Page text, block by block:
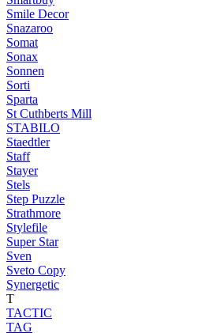
Smile Decor
Snazaroo
Somat
Sonax
Sonnen
Sorti
Sparta
St Cuthberts Mill
STABILO
Staedtler
Staff
Stayer
Stels
Step Puzzle
Strathmore
Stylefile
Super Star
Sven
Sveto Copy
Synergetic
T
TACTIC
TAG